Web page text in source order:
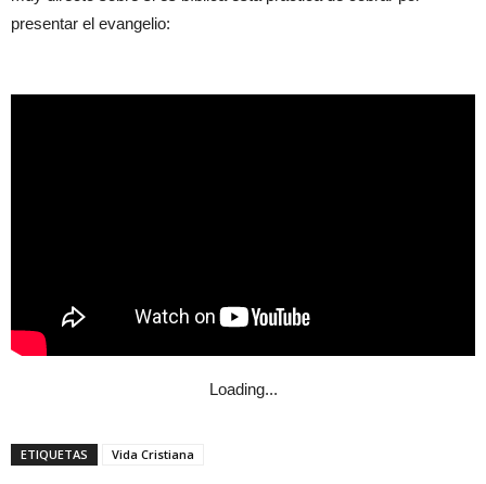
presentar el evangelio:
Loading...
ETIQUETAS Vida Cristiana